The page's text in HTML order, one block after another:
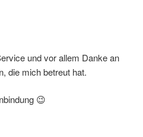
und vor allem Danke an
die mich betreut hat.
😉